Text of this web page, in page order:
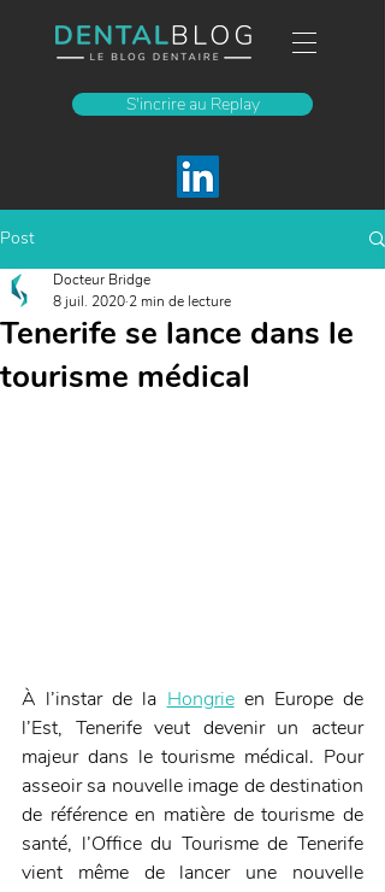
S'incrire au Replay
Post
Tenerife se lance dans le
tourisme médical
Docteur Bridge
8 juil. 2020 2 min de lecture
À l’instar de la Hongrie en Europe de
l’Est, Tenerife veut devenir un acteur
majeur dans le tourisme médical. Pour
asseoir sa nouvelle image de destination
de référence en matière de tourisme de
santé, l’Office du Tourisme de Tenerife
vient même de lancer une nouvelle